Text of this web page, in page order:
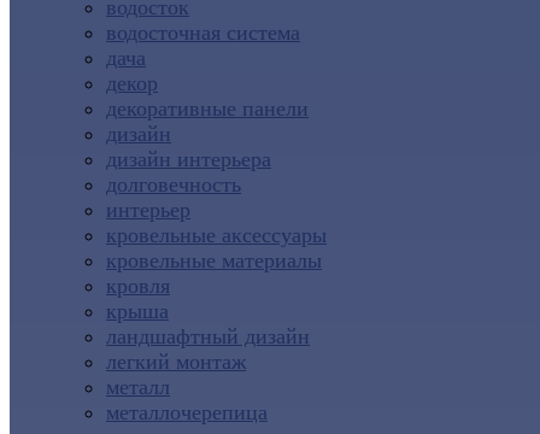
водосток
водосточная система
дача
декор
декоративные панели
дизайн
дизайн интерьера
долговечность
интерьер
кровельные аксессуары
кровельные материалы
кровля
крыша
ландшафтный дизайн
легкий монтаж
металл
металлочерепица